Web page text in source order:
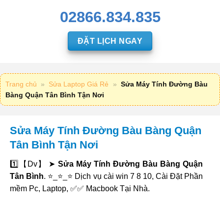
02866.834.835
ĐẶT LỊCH NGAY
Trang chủ » Sửa Laptop Giá Rẻ » Sửa Máy Tính Đường Bàu
Bàng Quận Tân Bình Tận Nơi
Sửa Máy Tính Đường Bàu Bàng Quận
Tân Bình Tận Nơi
1️⃣【Dv】 ➤ Sửa Máy Tính Đường Bàu Bàng Quận
Tân Bình. ⭐_⭐_⭐ Dịch vụ cài win 7 8 10, Cài Đặt Phần
mềm Pc, Laptop, ✅✅ Macbook Tại Nhà.